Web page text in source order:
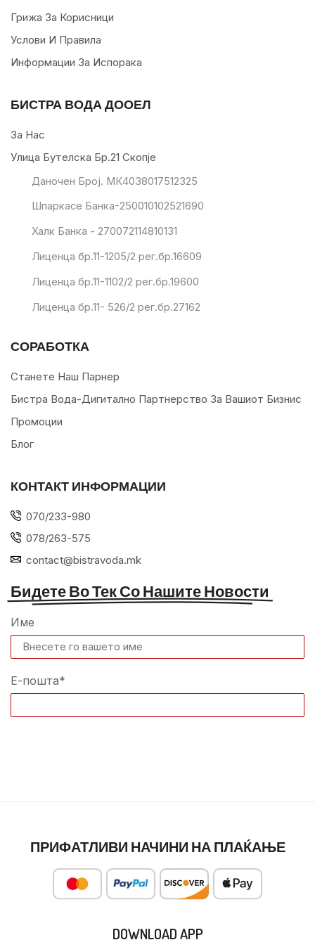
Грижа За Корисници
Услови И Правила
Информации За Испорака
БИСТРА ВОДА ДООЕЛ
За Нас
Улица Бутелска Бр.21 Скопје
Даночен Број. МК4038017512325
Шпаркасе Банка-250010102521690
Халк Банка - 270072114810131
Лиценца бр.11-1205/2 рег.бр.16609
Лиценца бр.11-1102/2 рег.бр.19600
Лиценца бр.11- 526/2 рег.бр.27162
СОРАБОТКА
Станете Наш Парнер
Бистра Вода-Дигитално Партнерство За Вашиот Бизнис
Промоции
Блог
КОНТАКТ ИНФОРМАЦИИ
070/233-980
078/263-575
contact@bistravoda.mk
Бидете Во Тек Со Нашите Новости
Име
Е-пошта*
ПРИФАТЛИВИ НАЧИНИ НА ПЛАЌАЊЕ
DOWNLOAD APP